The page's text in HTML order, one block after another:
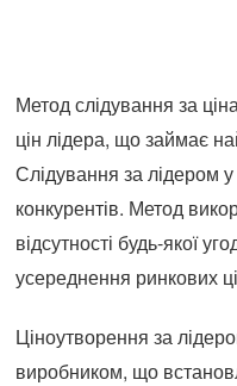
Метод слідування за
цін лідера, що займає
Слідування за лідером
конкурентів. Метод
відсутності будь-якої
усереднення ринкових
Ціноутворення за
виробником, що